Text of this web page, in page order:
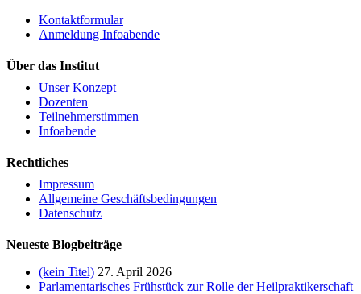
Kontaktformular
Anmeldung Infoabende
Über das Institut
Unser Konzept
Dozenten
Teilnehmerstimmen
Infoabende
Rechtliches
Impressum
Allgemeine Geschäftsbedingungen
Datenschutz
Neueste Blogbeiträge
(kein Titel) 27. April 2026
Parlamentarisches Frühstück zur Rolle der Heilpraktikerschaft